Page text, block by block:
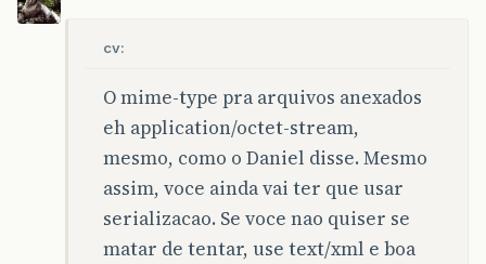
cv:
O mime-type pra arquivos anexados
eh application/octet-stream,
mesmo, como o Daniel disse. Mesmo
assim, voce ainda vai ter que usar
serializacao. Se voce nao quiser se
matar de tentar, use text/xml e boa